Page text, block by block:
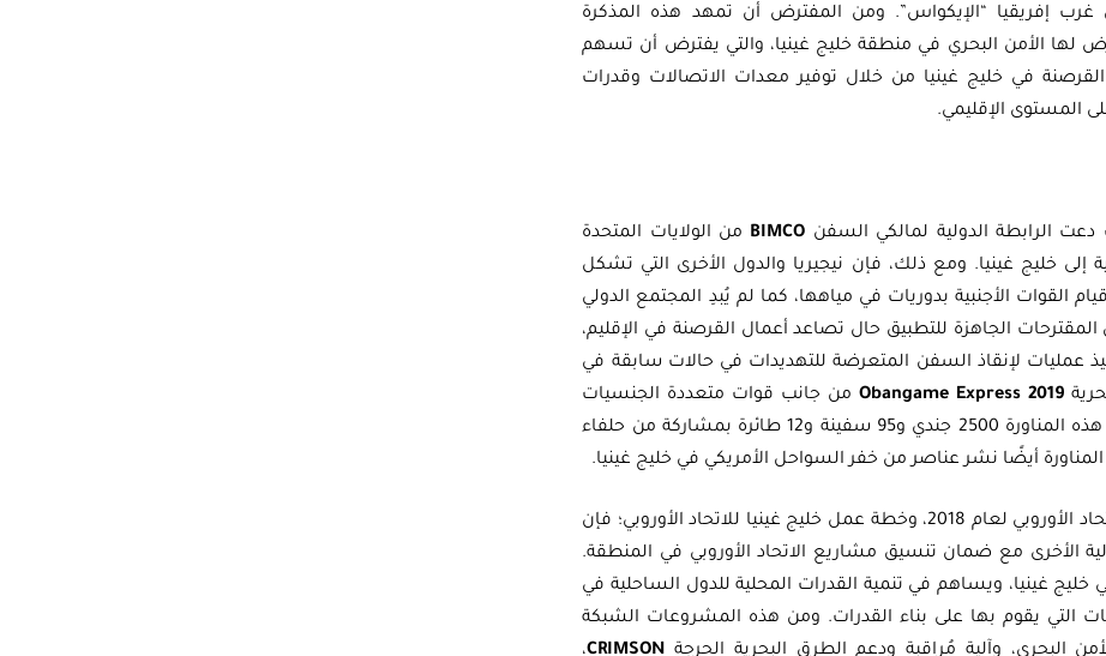
غرب إفريقيا “الإيكواس”. ومن المفترض أن تمهد هذه المذكرة
لها الأمن البحري في منطقة خليج غينيا، والتي يفترض أن تسهم
في خليج غينيا من خلال توفير معدات الاتصالات وقدرات
المستوى الإقليمي.
الرابطة الدولية لمالكي السفن BIMCO من الولايات المتحدة
إلى خليج غينيا. ومع ذلك، فإن نيجيريا والدول الأخرى التي تشكل
الأجنبية بدوريات في مياهها، كما لم يُبدِ المجتمع الدولي
المقترحات الجاهزة للتطبيق حال تصاعد أعمال القرصنة في الإقليم،
عمليات لإنقاذ السفن المتعرضة للتهديدات في حالات سابقة في
Obangame Express 2019من جانب قوات متعددة الجنسيات
بقيادة القوات البحرية الأمريكية. وشارك في هذه المناورة 2500 جندي و95 سفينة و12 طائرة بمشاركة من حلفاء
أما فيما يتعلق باستراتيجية الأمن البحري للاتحاد الأوروبي لعام 2018، وخطة عمل خليج غينيا للاتحاد الأوروبي؛ فإن
الأخرى مع ضمان تنسيق مشاريع الاتحاد الأوروبي في المنطقة.
في خليج غينيا، ويساهم في تنمية القدرات المحلية للدول الساحلية في
التي يقوم بها على بناء القدرات. ومن هذه المشروعات الشبكة
البحري، وآلية مُراقبة ودعم الطرق البحرية الحرجة CRIMSON،